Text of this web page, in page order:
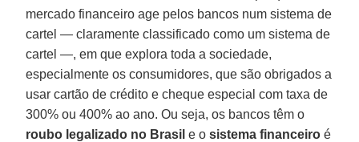
mercado financeiro age pelos bancos num sistema de
cartel — claramente classificado como um sistema de
cartel —, em que explora toda a sociedade,
especialmente os consumidores, que são obrigados a
usar cartão de crédito e cheque especial com taxa de
300% ou 400% ao ano. Ou seja, os bancos têm o
roubo legalizado no Brasil e o sistema financeiro é